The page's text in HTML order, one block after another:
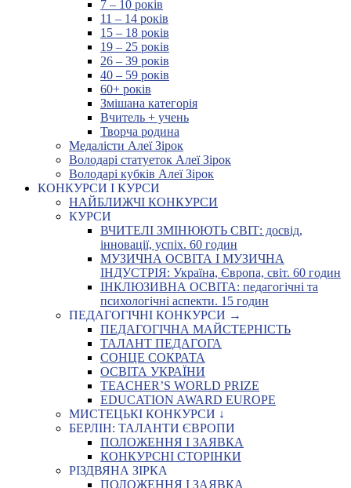
7 – 10 років
11 – 14 років
15 – 18 років
19 – 25 років
26 – 39 років
40 – 59 років
60+ років
Змішана категорія
Вчитель + учень
Творча родина
Медалісти Алеї Зірок
Володарі статуеток Алеї Зірок
Володарі кубків Алеї Зірок
КОНКУРСИ І КУРСИ
НАЙБЛИЖЧІ КОНКУРСИ
КУРСИ
ВЧИТЕЛІ ЗМІНЮЮТЬ СВІТ: досвід,
інновації, успіх. 60 годин
МУЗИЧНА ОСВІТА І МУЗИЧНА
ІНДУСТРІЯ: Україна, Європа, світ. 60 годин
ІНКЛЮЗИВНА ОСВІТА: педагогічні та
психологічні аспекти. 15 годин
ПЕДАГОГІЧНІ КОНКУРСИ →
ПЕДАГОГІЧНА МАЙСТЕРНІСТЬ
ТАЛАНТ ПЕДАГОГА
СОНЦЕ СОКРАТА
ОСВІТА УКРАЇНИ
TEACHER’S WORLD PRIZE
EDUCATION AWARD EUROPE
МИСТЕЦЬКІ КОНКУРСИ ↓
БЕРЛІН: ТАЛАНТИ ЄВРОПИ
ПОЛОЖЕННЯ І ЗАЯВКА
КОНКУРСНІ СТОРІНКИ
РІЗДВЯНА ЗІРКА
ПОЛОЖЕННЯ І ЗАЯВКА